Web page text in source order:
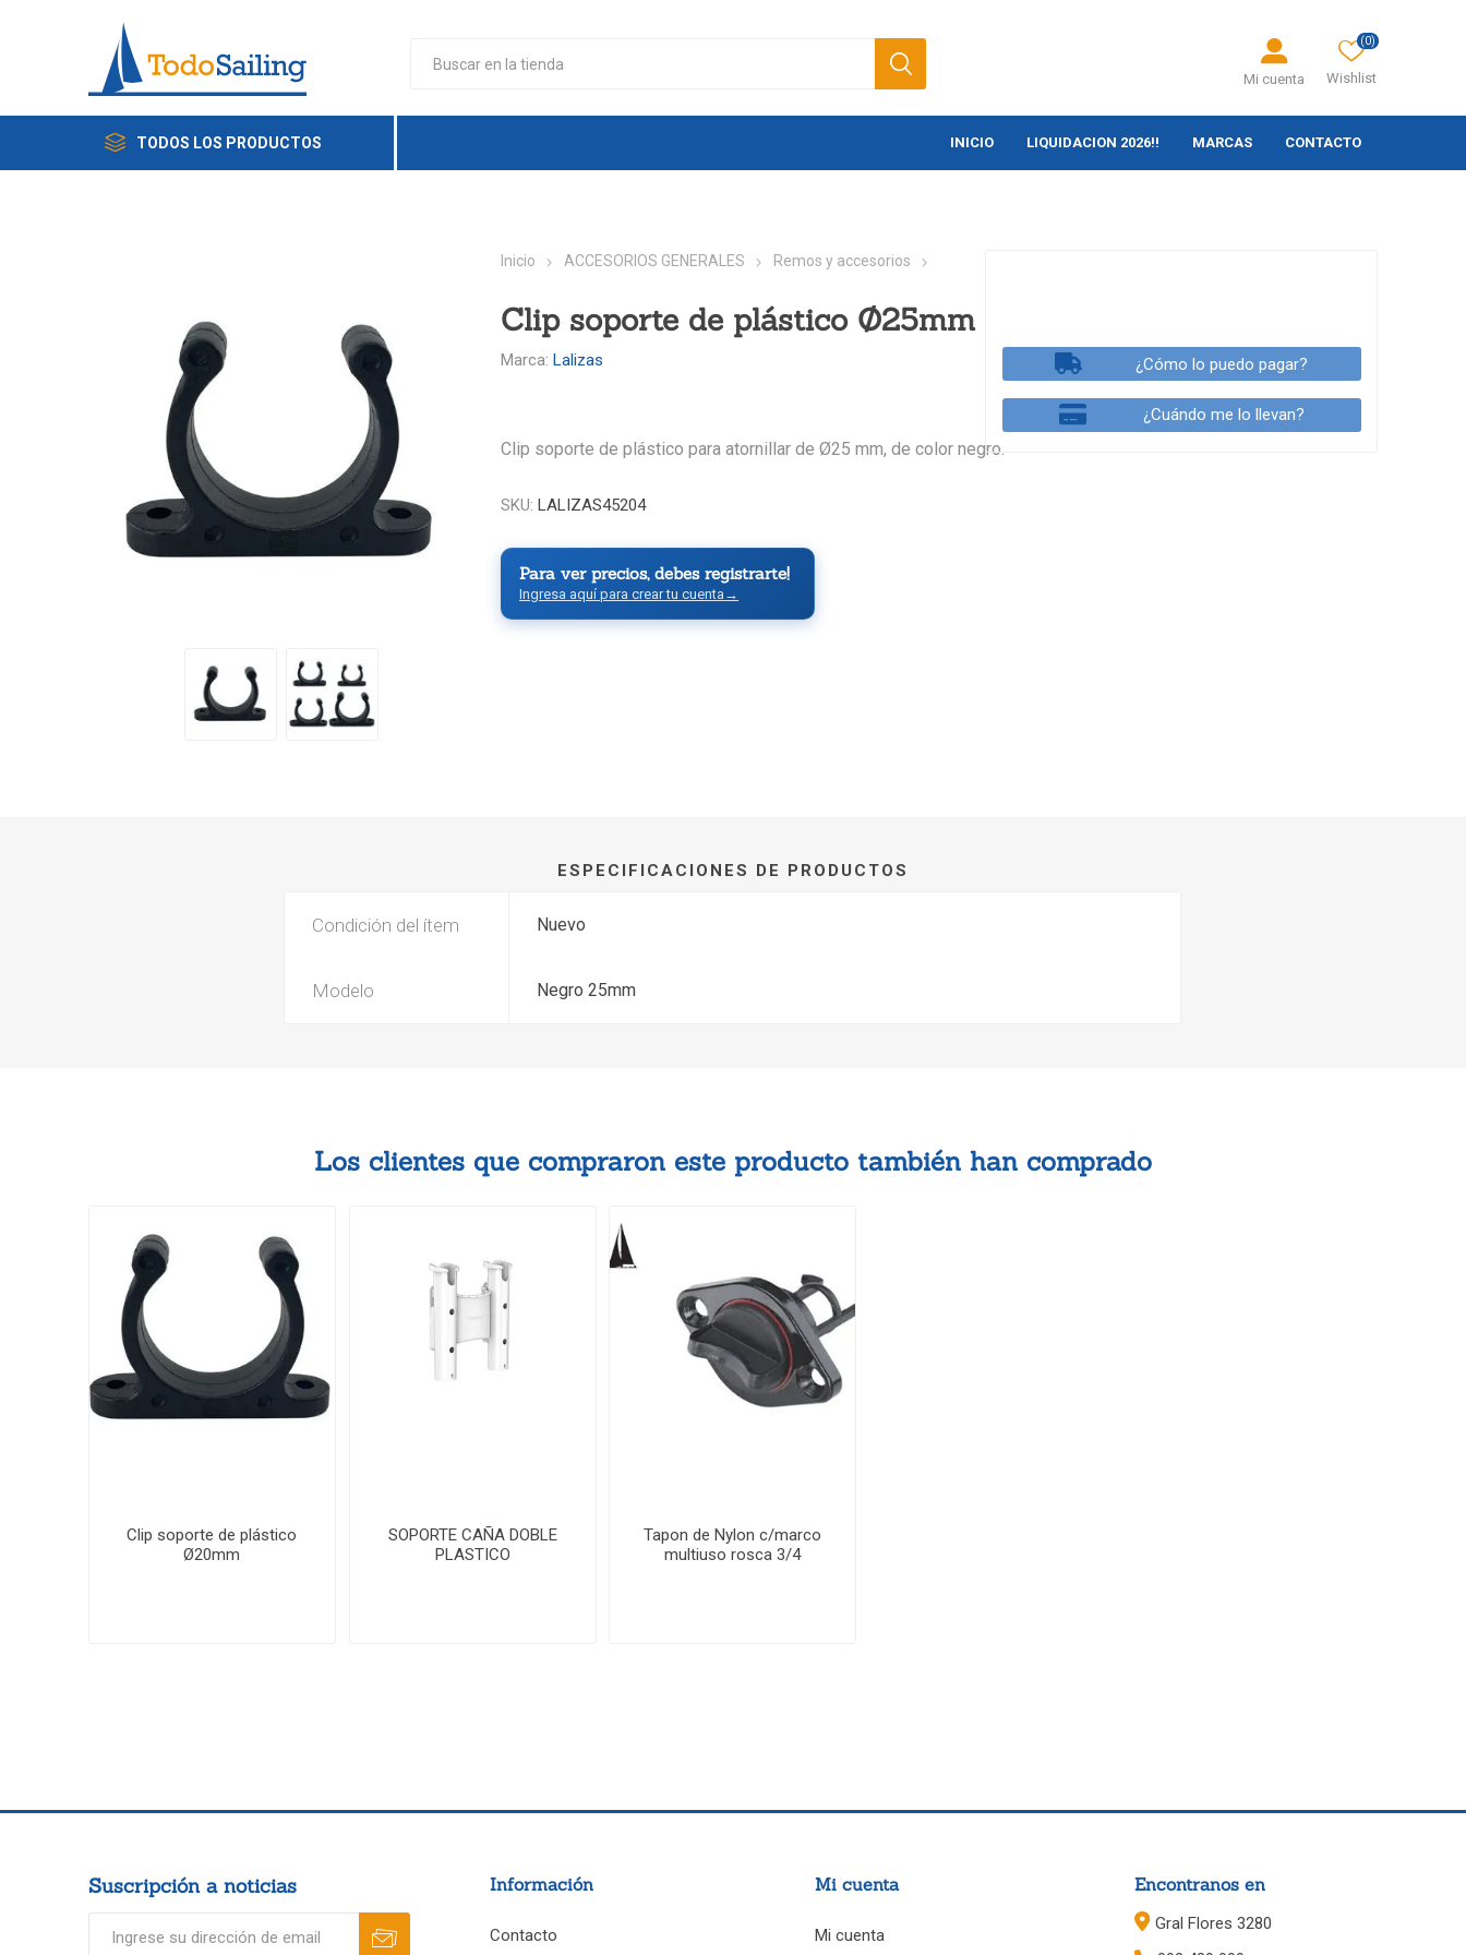
Mi cuenta Wishlist
(0)
TODOS LOS PRODUCTOS INICIO LIQUIDACION 2026!! MARCAS CONTACTO
Inicio ACCESORIOS GENERALES Remos y accesorios
Clip soporte de plástico Ø25mm
Marca: Lalizas
Clip soporte de plástico para atornillar de Ø25 mm, de color negro.
SKU: LALIZAS45204
Para ver precios, debes registrarte!
Ingresa aquí para crear tu cuenta →
¿Cómo lo puedo pagar?
¿Cuándo me lo llevan?
ESPECIFICACIONES DE PRODUCTOS
Condición del ítem Nuevo
Modelo Negro 25mm
Los clientes que compraron este producto también han comprado
Clip soporte de plástico
Ø20mm
SOPORTE CAÑA DOBLE
PLASTICO
Tapon de Nylon c/marco
multiuso rosca 3/4
Suscripción a noticias Información
Contacto
Mi cuenta
Mi cuenta
Encontranos en
Gral Flores 3280